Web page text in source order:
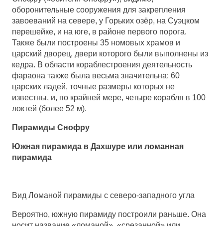
оборонительные сооружения для закрепления
завоеваний на севере, у Горьких озёр, на Суэцком
перешейке, и на юге, в районе первого порога.
Также были построены 35 номовых храмов и
царский дворец, двери которого были выполнены из
кедра. В области кораблестроения деятельность
фараона также была весьма значительна: 60
царских ладей, точные размеры которых не
известны, и, по крайней мере, четыре корабля в 100
локтей (более 52 м).
Пирамиды Снофру
Южная пирамида в Дахшуре или ломанная
пирамида
Вид Ломаной пирамиды с северо-западного угла
Вероятно, южную пирамиду построили раньше. Она